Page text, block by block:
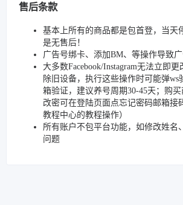
售后条款
基本上所有的商品都是包首登，当天
是无售后！
广告号绑卡、添加BM、等操作导致广
大多数Facebook/Instagram无法立即
除旧设备，执行这些操作时可能弹ws
箱验证，建议养号周期30-45天；购
改密可在登陆页面点忘记密码邮箱接
教程中心的教程操作）
所有账户不包平台功能，如修改姓名
问题